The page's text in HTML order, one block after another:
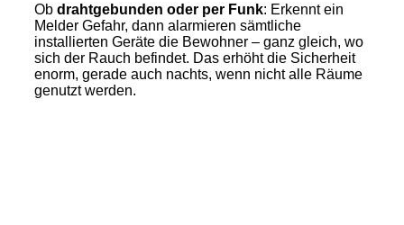
Ob drahtgebunden oder per Funk: Erkennt ein
Melder Gefahr, dann alarmieren sämtliche
installierten Geräte die Bewohner – ganz gleich, wo
sich der Rauch befindet. Das erhöht die Sicherheit
enorm, gerade auch nachts, wenn nicht alle Räume
genutzt werden.